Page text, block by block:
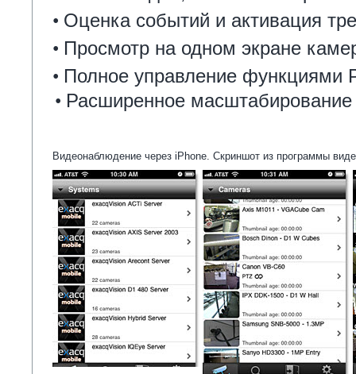
• Оценка событий и активация
• Просмотр на одном экране
• Полное управление функциями
• Расширенное
Видеонаблюдение через iPhone. Скриншот из программы